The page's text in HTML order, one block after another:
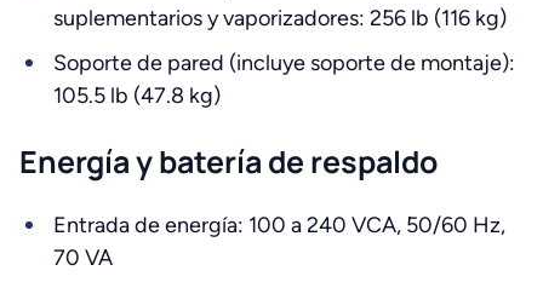
suplementarios y vaporizadores: 256 lb (116 kg)
Soporte de pared (incluye soporte de montaje):
105.5 lb (47.8 kg)
Energía y batería de respaldo
Entrada de energía: 100 a 240 VCA, 50/60 Hz,
70 VA